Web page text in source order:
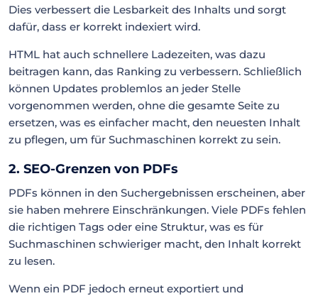
Dies verbessert die Lesbarkeit des Inhalts und sorgt
dafür, dass er korrekt indexiert wird.
HTML hat auch schnellere Ladezeiten, was dazu
beitragen kann, das Ranking zu verbessern. Schließlich
können Updates problemlos an jeder Stelle
vorgenommen werden, ohne die gesamte Seite zu
ersetzen, was es einfacher macht, den neuesten Inhalt
zu pflegen, um für Suchmaschinen korrekt zu sein.
2. SEO-Grenzen von PDFs
PDFs können in den Suchergebnissen erscheinen, aber
sie haben mehrere Einschränkungen. Viele PDFs fehlen
die richtigen Tags oder eine Struktur, was es für
Suchmaschinen schwieriger macht, den Inhalt korrekt
zu lesen.
Wenn ein PDF jedoch erneut exportiert und